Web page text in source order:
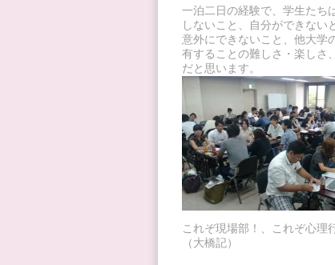
一泊二日の経験で、学生たち
しないこと、自分ができな
意外にできないこと、他大学
有することの難しさ・楽しさ
だと思います。
これぞ現場部！、これぞ心理
（大橋記）